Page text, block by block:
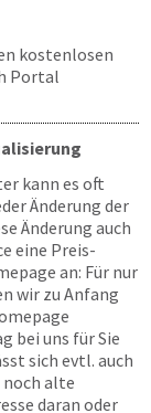
kostenlosen
Portal
kann es oft
Änderung der
Änderung auch
eine Preis-
an: Für nur
wir zu Anfang
bei uns für Sie
sich evtl. auch
noch alte
daran oder